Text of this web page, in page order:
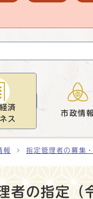
済
ス
市政情報
報 指定管理者の募集
者の指定